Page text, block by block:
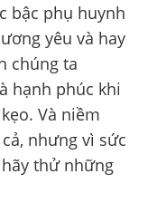
bậc phụ huynh
yêu và hay
chúng ta
hạnh phúc khi
Và niềm
nhưng vì sức
thử những